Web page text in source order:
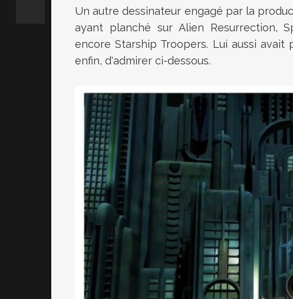
Un autre dessinateur engagé par la
ayant planché sur Alien Resurrection,
encore Starship Troopers. Lui aussi
enfin, d'admirer ci-dessous.